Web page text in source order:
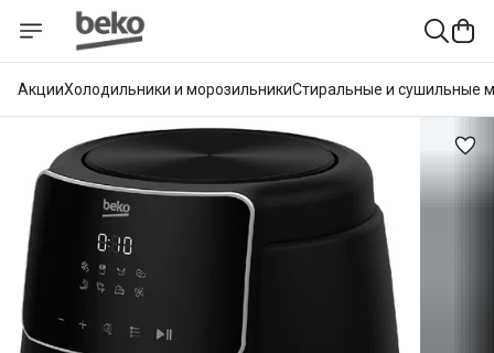
АкцииХолодильники и морозильникиСтиральные и сушильные